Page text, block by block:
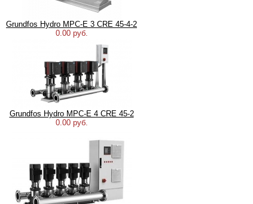
Grundfos Hydro MPC-E 3 CRE 45-4-2
0.00 руб.
Grundfos Hydro MPC-E 4 CRE 45-2
0.00 руб.